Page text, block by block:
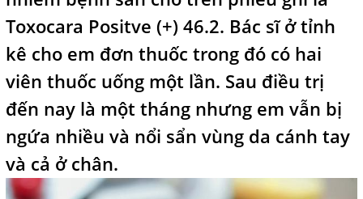
Toxocara Positve (+) 46.2. Bác sĩ ở tỉnh
kê cho em đơn thuốc trong đó có hai
viên thuốc uống một lần. Sau điều trị
đến nay là một tháng nhưng em vẫn bị
ngứa nhiều và nổi sẩn vùng da cánh tay
và cả ở chân.